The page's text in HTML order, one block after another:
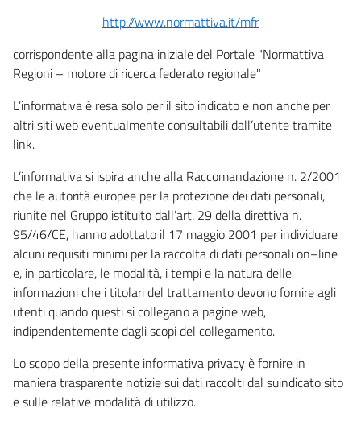
http://www.normattiva.it/mfr
corrispondente alla pagina iniziale del Portale "Normattiva
Regioni – motore di ricerca federato regionale"
L’informativa è resa solo per il sito indicato e non anche per
altri siti web eventualmente consultabili dall’utente tramite
link.
L’informativa si ispira anche alla Raccomandazione n. 2/2001
che le autorità europee per la protezione dei dati personali,
riunite nel Gruppo istituito dall’art. 29 della direttiva n.
95/46/CE, hanno adottato il 17 maggio 2001 per individuare
alcuni requisiti minimi per la raccolta di dati personali on–line
e, in particolare, le modalità, i tempi e la natura delle
informazioni che i titolari del trattamento devono fornire agli
utenti quando questi si collegano a pagine web,
indipendentemente dagli scopi del collegamento.
Lo scopo della presente informativa privacy è fornire in
maniera trasparente notizie sui dati raccolti dal suindicato sito
e sulle relative modalità di utilizzo.